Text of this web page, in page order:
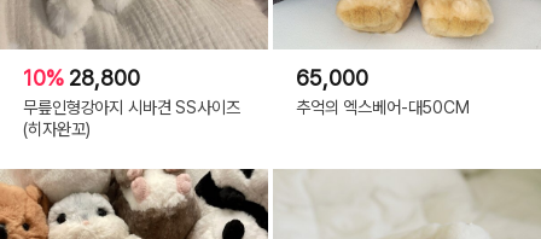
10% 28,800
무릎인형강아지 시바견 SS사이즈
(히자완꼬)
65,000
추억의 엑스베어-대50CM